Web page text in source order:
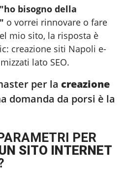
"ho bisogno della
o vorrei rinnovare o fare
mio sito, la risposta è
creazione siti Napoli e-
lato SEO.
per la creazione
domanda da porsi è la
PER
SITO INTERNET